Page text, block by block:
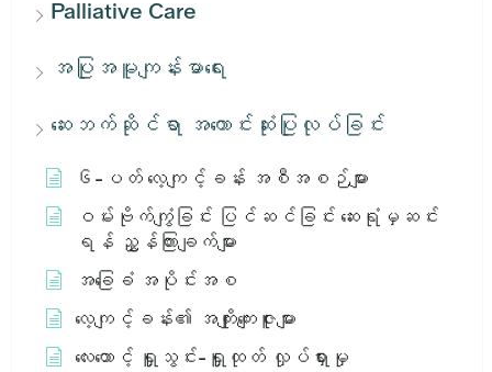
Palliative Care
အပြုအမူကျန်းမာရေး
ဆေးဘက်ဆိုင်ရာ အကောင်းဆုံးပြုလုပ်ခြင်း
၆-ပတ် လေ့ကျင့်ခန်း အစီအစဉ်များ
ဝမ်းဗိုက်ကျွံခြင်း ပြင်ဆင်ခြင်း ဆေးရုံမှဆင်း
ရန် ညွှန်ကြားချက်များ
အခြေခံ အပိုင်းအစ
လေ့ကျင့်ခန်း၏ အကျိုးကျေးဇူးများ
လေးထောင့် ရှူသွင်း-ရှူထုတ် လှုပ်ရှားမှု